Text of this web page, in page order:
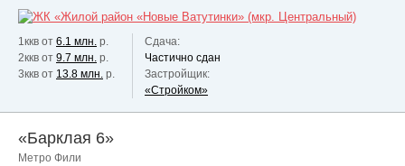
1ккв от 6.1 млн. р.
2ккв от 9.7 млн. р.
3ккв от 13.8 млн. р.
Сдача:
Частично сдан
Застройщик:
«Стройком»
«Барклая 6»
Метро Фили